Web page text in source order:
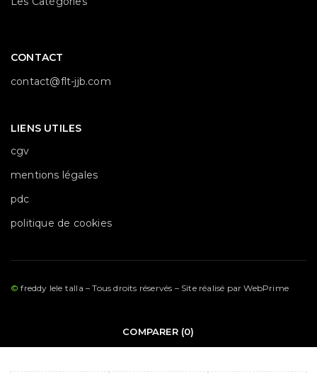
CONTACT
contact@flt-jjb.com
LIENS UTILES
cgv
mentions légales
pdc
politique de cookies
©freddy lele talla – Tous droits réservés – Site réalisé parWebPrime
COMPARER (0)